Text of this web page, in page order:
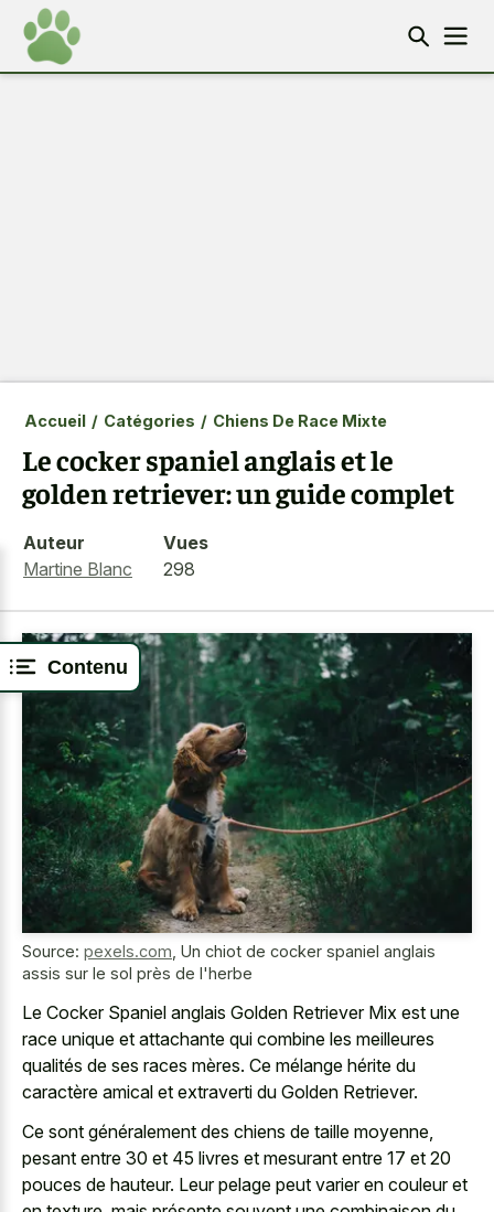
Contenu
Accueil / Catégories / Chiens De Race Mixte
Le cocker spaniel anglais et le
golden retriever: un guide complet
Auteur
Martine Blanc
Vues
298
Source: pexels.com Un chiot de cocker spaniel anglais
assis sur le sol près de l'herbe
Le Cocker Spaniel anglais Golden Retriever Mix est une
race unique et attachante qui combine les meilleures
qualités de ses races mères. Ce mélange hérite du
caractère amical et extraverti du Golden Retriever.
Ce sont généralement des chiens de taille moyenne,
pesant entre 30 et 45 livres et mesurant entre 17 et 20
pouces de hauteur. Leur pelage peut varier en couleur et